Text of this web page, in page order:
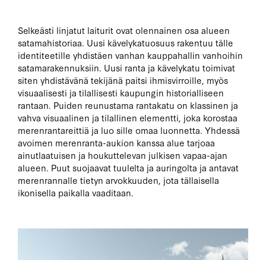
Selkeästi linjatut laiturit ovat olennainen osa alueen
satamahistoriaa. Uusi kävelykatuosuus rakentuu tälle
identiteetille yhdistäen vanhan kauppahallin vanhoihin
satamarakennuksiin. Uusi ranta ja kävelykatu toimivat
siten yhdistävänä tekijänä paitsi ihmisvirroille, myös
visuaalisesti ja tilallisesti kaupungin historialliseen
rantaan. Puiden reunustama rantakatu on klassinen ja
vahva visuaalinen ja tilallinen elementti, joka korostaa
merenrantareittiä ja luo sille omaa luonnetta. Yhdessä
avoimen merenranta-aukion kanssa alue tarjoaa
ainutlaatuisen ja houkuttelevan julkisen vapaa-ajan
alueen. Puut suojaavat tuulelta ja auringolta ja antavat
merenrannalle tietyn arvokkuuden, jota tällaisella
ikonisella paikalla vaaditaan.